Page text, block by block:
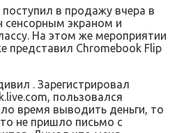
в продажу вчера в
сенсорным экраном и
На этом же мероприятии
представил Chromebook Flip
. Зарегистрировал
пользовался
время выводить деньги, то
не пришло письмо с